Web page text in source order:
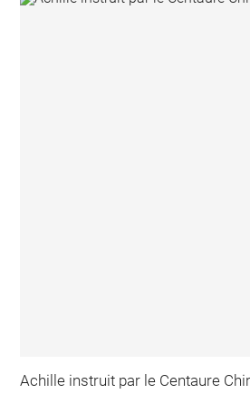
Achille instruit par le Centaure